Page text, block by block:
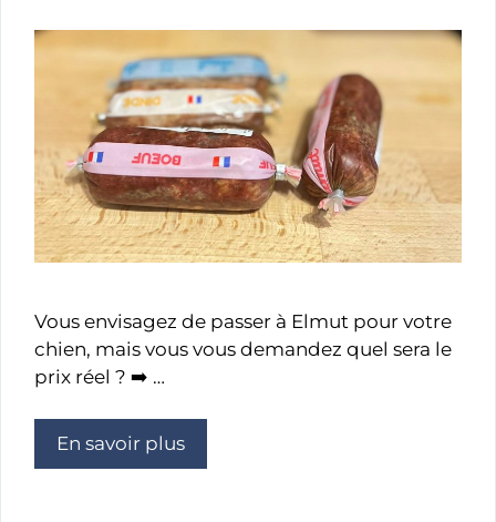
Vous envisagez de passer à Elmut pour votre
chien, mais vous vous demandez quel sera le
prix réel ? ➡️ …
En savoir plus